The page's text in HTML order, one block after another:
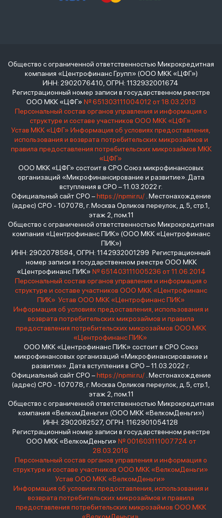
Общество с ограниченной ответственностью Микрокредитная
компания «Центрофинанс Групп» (ООО МКК «ЦФГ»)
ИНН: 2902076410, ОГРН: 1132932001674
Регистрационный номер записи в государственном реестре
ООО МКК «ЦФГ» № 651303111004012 от 18.03.2013
Персональный состав органов управления и информация о
структуре и составе участников ООО МКК «ЦФГ»
Устав МКК «ЦФГ» Информация об условиях предоставления,
использования и возврата потребительских микрозаймов и
правила предоставления потребительских микрозаймов МКК
«ЦФГ»
ООО МКК «ЦФГ» состоит в СРО Союз микрофинансовых
организаций «Микрофинансирование и развитие». Дата
вступления в СРО – 11.03.2022 г.
Официальный сайт СРО –https://npmir.ru/. Местонахождение
(адрес) СРО - 107078, г. Москва Орликов переулок, д.5, стр.1,
этаж 2, пом.11
Общество с ограниченной ответственностью Микрокредитная
компания «Центрофинанс ПИК» (ООО МКК «Центрофинанс
ПИК»)
ИНН: 2902078584, ОГРН: 1142932001299 Регистрационный
номер записи в государственном реестре ООО МКК
«Центрофинанс ПИК» № 651403111005236 от 11.06.2014
Персональный состав органов управления и информация о
структуре и составе участников ООО МКК «Центрофинанс
ПИК» Устав ООО МКК «Центрофинанс ПИК»
Информация об условиях предоставления, использования и
возврата потребительских микрозаймов и правила
предоставления потребительских микрозаймов ООО МКК
«Центрофинанс ПИК»
ООО МКК «Центрофинанс ПИК» состоит в СРО Союз
микрофинансовых организаций «Микрофинансирование и
развитие». Дата вступления в СРО – 11.03.2022 г.
Официальный сайт СРО –https://npmir.ru/. Местонахождение
(адрес) СРО - 107078, г. Москва Орликов переулок, д.5, стр.1,
этаж 2, пом.11
Общество с ограниченной ответственностью Микрокредитная
компания «ВелкомДеньги» (ООО МКК «ВелкомДеньги»)
ИНН: 2902082527, ОГРН: 1162901054128
Регистрационный номер записи в государственном реестре
ООО МКК «ВелкомДеньги» № 001603111007724 от
28.03.2016
Персональный состав органов управления и информация о
структуре и составе участников ООО МКК «ВелкомДеньги»
Устав ООО МКК «ВелкомДеньги»
Информация об условиях предоставления, использования и
возврата потребительских микрозаймов и правила
предоставления потребительских микрозаймов ООО МКК